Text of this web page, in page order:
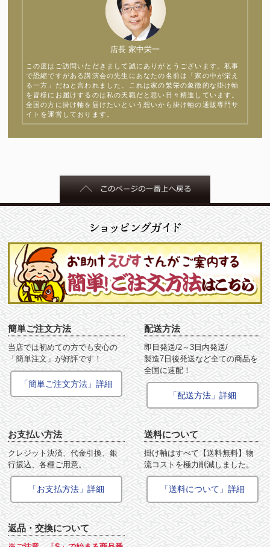
店長 家中栄一
この度はご訪問いただきまして誠にありがとうございます。私事
で恐縮ですがある講演会の先生にあなたの名前は「家の中が栄え
る一方」だねと言われました。これは家の繁栄の象徴的な掛け軸
を皆様にお届けするのは私の天職だと思い日々精進しています。
全国の方に掛け軸を届けたいという想いから掛け軸の通販専門サ
イトを運営しております。
簡単ご注文方法
当店では初めての方でも安心の
「簡単注文」が好評です！
「簡単ご注文方法」詳細
配送方法
即日発送/2～3日内発送/
製造7日後発送など全ての商品を
全国に速配！
「配送方法」詳細
お支払い方法
クレジット決済、代金引換、銀
行振込、各種ご用意。
「お支払方法」詳細
送料について
掛け軸はすべて【送料無料】物
流コストを極力削減しました。
「送料について」詳細
返品・交換について